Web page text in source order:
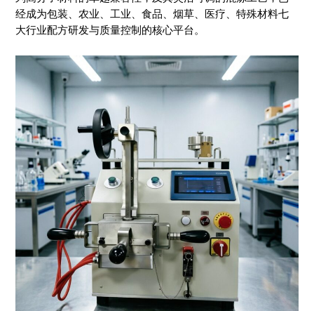
经成为包装、农业、工业、食品、烟草、医疗、特殊材料七
大行业配方研发与质量控制的核心平台。